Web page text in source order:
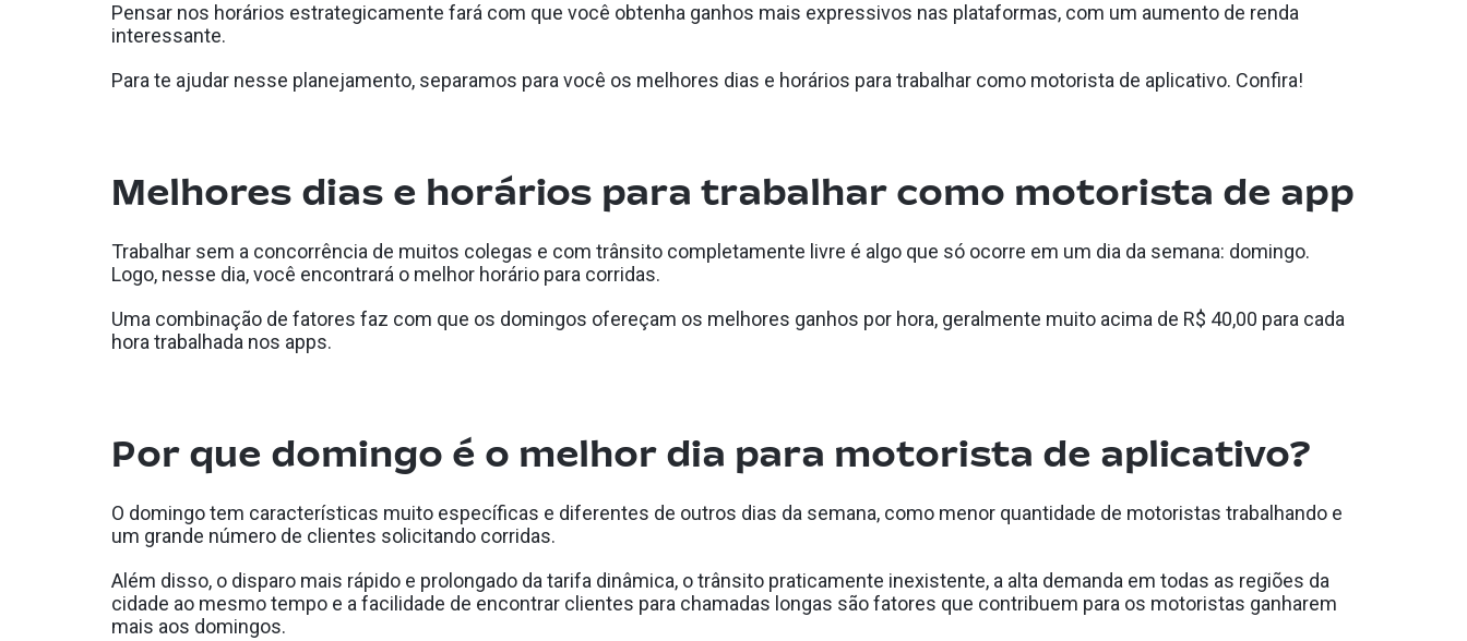
Pensar nos horários estrategicamente fará com que você obtenha ganhos mais expressivos nas plataformas, com um aumento de renda
interessante.
Para te ajudar nesse planejamento, separamos para você os melhores dias e horários para trabalhar como motorista de aplicativo. Confira!
Melhores dias e horários para trabalhar como motorista de app
Trabalhar sem a concorrência de muitos colegas e com trânsito completamente livre é algo que só ocorre em um dia da semana: domingo.
Logo, nesse dia, você encontrará o melhor horário para corridas.
Uma combinação de fatores faz com que os domingos ofereçam os melhores ganhos por hora, geralmente muito acima de R$ 40,00 para cada
hora trabalhada nos apps.
Por que domingo é o melhor dia para motorista de aplicativo?
O domingo tem características muito específicas e diferentes de outros dias da semana, como menor quantidade de motoristas trabalhando e
um grande número de clientes solicitando corridas.
Além disso, o disparo mais rápido e prolongado da tarifa dinâmica, o trânsito praticamente inexistente, a alta demanda em todas as regiões da
cidade ao mesmo tempo e a facilidade de encontrar clientes para chamadas longas são fatores que contribuem para os motoristas ganharem
mais aos domingos.